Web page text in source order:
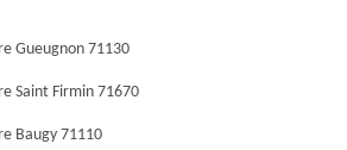
Gueugnon 71130
Saint Firmin 71670
Baugy 71110